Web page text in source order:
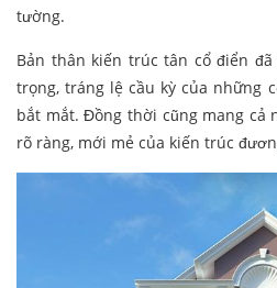
tường.
Bản thân kiến trúc tân cổ điển
trọng, tráng lệ cầu kỳ của những
bắt mắt. Đồng thời cũng mang cả
rõ ràng, mới mẻ của kiến trúc